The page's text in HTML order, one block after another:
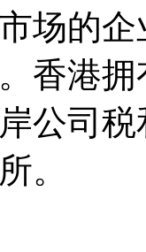
的企
香港
公司
。